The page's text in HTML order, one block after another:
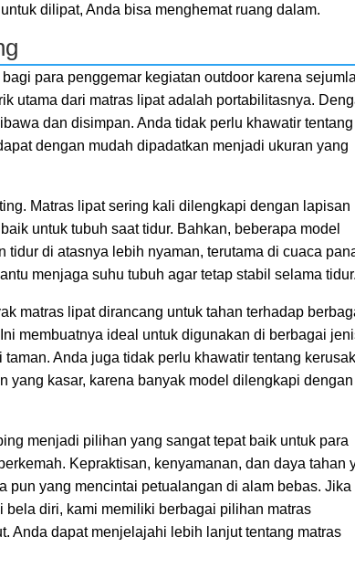
dilipat, Anda bisa menghemat ruang dalam.
para penggemar kegiatan outdoor karena
utama dari matras lipat adalah portabilitasnya.
dan disimpan. Anda tidak perlu khawatir tentang
dengan mudah dipadatkan menjadi ukuran yang
Matras lipat sering kali dilengkapi dengan lapisan
untuk tubuh saat tidur. Bahkan, beberapa model
di atasnya lebih nyaman, terutama di cuaca
menjaga suhu tubuh agar tetap stabil selama
matras lipat dirancang untuk tahan terhadap
membuatnya ideal untuk digunakan di berbagai
Anda juga tidak perlu khawatir tentang
yang kasar, karena banyak model dilengkapi dengan
menjadi pilihan yang sangat tepat baik untuk para
Kepraktisan, kenyamanan, dan daya tahan
yang mencintai petualangan di alam bebas. Jika
diri, kami memiliki berbagai pilihan matras
Anda dapat menjelajahi lebih lanjut tentang matras